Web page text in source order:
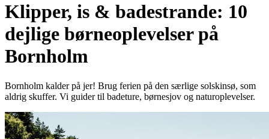
Klipper, is & badestrande: 10
dejlige børneoplevelser på
Bornholm
Bornholm kalder på jer! Brug ferien på den særlige solskinsø, som
aldrig skuffer. Vi guider til badeture, børnesjov og naturoplevelser.